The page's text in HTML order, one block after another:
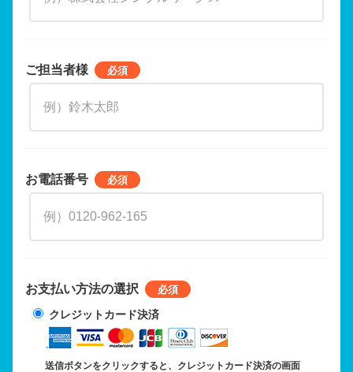
ご担当者様
お電話番号
お支払い方法の選択
クレジットカード決済
送信ボタンをクリックすると、クレジットカード決済の画面